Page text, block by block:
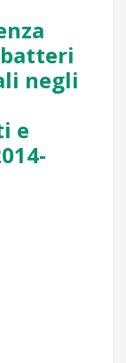
negli
e